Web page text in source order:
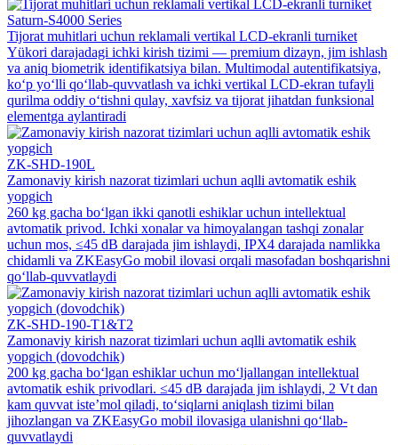
Saturn-S4000 Series
Tijorat muhitlari uchun reklamali vertikal LCD-ekranli turniket
Yükori darajadagi ichki kirish tizimi — premium dizayn, jim ishlash
va aniq biometrik identifikatsiya bilan. Multimodal autentifikatsiya,
ko‘p yo‘lli qo‘llab-quvvatlash va ichki vertikal LCD-ekran tufayli
qurilma oddiy o‘tishni qulay, xavfsiz va tijorat jihatdan funksional
elementga aylantiradi
ZK-SHD-190L
Zamonaviy kirish nazorat tizimlari uchun aqlli avtomatik eshik
yopgich
260 kg gacha bo‘lgan ikki qanotli eshiklar uchun intellektual
avtomatik privod. Ichki xonalar va himoyalangan tashqi zonalar
uchun mos, ≤45 dB darajada jim ishlaydi, IPX4 darajada namlikka
chidamli va ZKEasyGo mobil ilovasi orqali masofadan boshqarishni
qo‘llab-quvvatlaydi
ZK-SHD-190-T1&T2
Zamonaviy kirish nazorat tizimlari uchun aqlli avtomatik eshik
yopgich (dovodchik)
200 kg gacha bo‘lgan eshiklar uchun mo‘ljallangan intellektual
avtomatik eshik privodlari. ≤45 dB darajada jim ishlaydi, 2 Vt dan
kam quvvat iste’mol qiladi, to‘siqlarni aniqlash tizimi bilan
jihozlangan va ZKEasyGo mobil ilovasiga ulanishni qo‘llab-
quvvatlaydi